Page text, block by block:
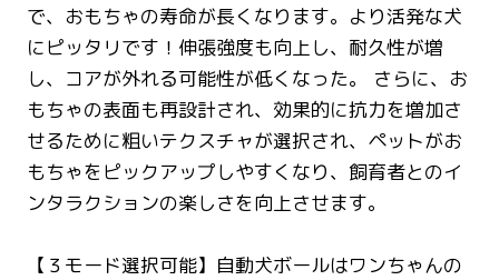
で、おもちゃの寿命が長くなります。より活発な犬
にピッタリです！伸張強度も向上し、耐久性が増
し、コアが外れる可能性が低くなった。 さらに、お
もちゃの表面も再設計され、効果的に抗力を増加さ
せるために粗いテクスチャが選択され、ペットがお
もちゃをピックアップしやすくなり、飼育者とのイ
ンタラクションの楽しさを向上させます。
【３モード選択可能】自動犬ボールはワンちゃんの